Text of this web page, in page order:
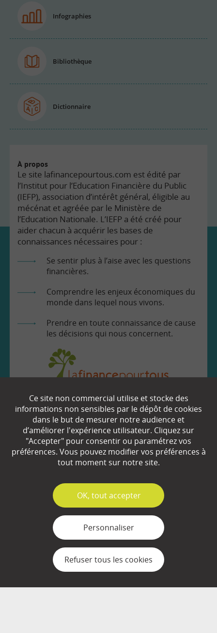
Infographies
Bibliothèque
Dictionnaire
À propos
Le site lafinancepourtous.com est édité par
l’Institut pour l’Education Financière du Public
(IEFP), association d’intérêt général, éligible au
mécénat et agréée par le Ministère de
l’Education Nationale. L’IEFP a été créé pour
aider chacun à acquérir les bases de
connaissances nécessaires pour :
Se sentir plus à l’aise avec les questions
financières.
Comprendre les enjeux économiques du
monde dans lequel nous vivons.
Prendre en toute connaissance de cause
les décisions qui nous concernent.
EN SAVOIR
Qui sommes-nous ?
Partenaires
Plan du site
Mentions légales
Gestion des cookies
Ce site non commercial utilise et stocke des
informations non sensibles par le dépôt de cookies
dans le but de mesurer notre audience et
d’améliorer l'expérience utilisateur. Cliquez sur
"Accepter" pour consentir ou paramétrez vos
préférences. Vous pouvez modifier vos préférences à
tout moment sur notre site.
✓
OK, tout accepter
Personnaliser
Refuser tous les cookies